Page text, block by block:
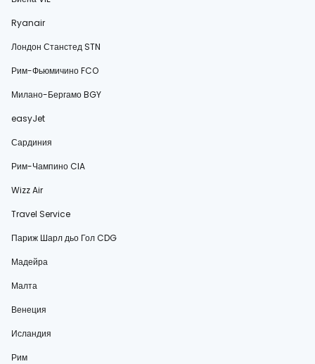
Ryanair
Лондон Станстед STN
Рим-Фьюмичино FCO
Милано-Бергамо BGY
easyJet
Сардиния
Рим-Чампино CIA
Wizz Air
Travel Service
Париж Шарл дьо Гол CDG
Мадейра
Малта
Венеция
Исландия
Рим